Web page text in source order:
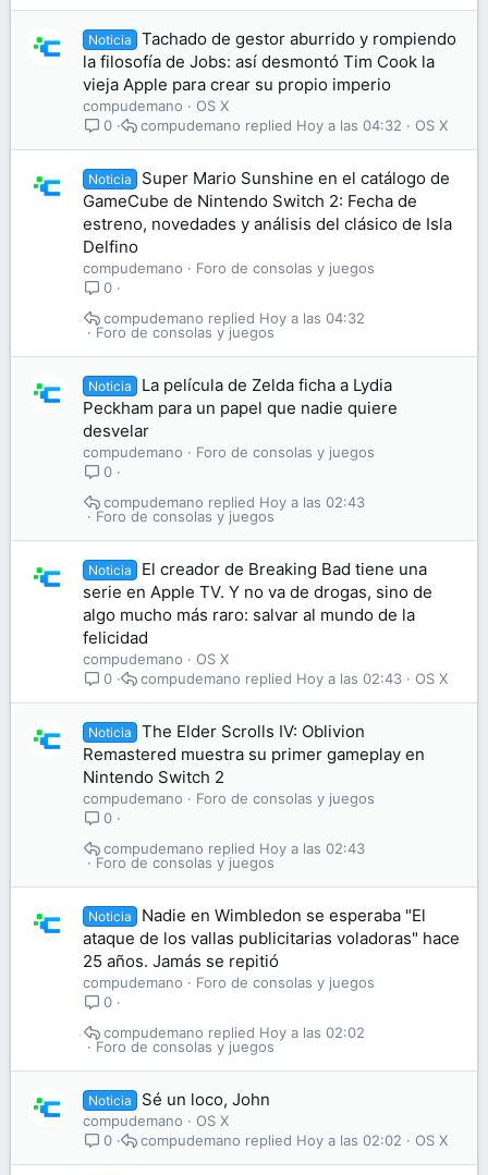
Noticia
Tachado de gestor aburrido y rompiendo
la filosofía de Jobs: así desmontó Tim Cook la
vieja Apple para crear su propio imperio
compudemano
OS X
0
OS X
Hoy a las 04:32
compudemano
Noticia
Super Mario Sunshine en el catálogo de
GameCube de Nintendo Switch 2: Fecha de
estreno, novedades y análisis del clásico de Isla
Delfino
compudemano
Foro de consolas y juegos
0
Foro de consolas y juegos
Hoy a las 04:32
compudemano
Noticia
La película de Zelda ficha a Lydia
Peckham para un papel que nadie quiere
desvelar
compudemano
Foro de consolas y juegos
0
Foro de consolas y juegos
Hoy a las 02:43
compudemano
Noticia
El creador de Breaking Bad tiene una
serie en Apple TV. Y no va de drogas, sino de
algo mucho más raro: salvar al mundo de la
felicidad
compudemano
OS X
0
OS X
Hoy a las 02:43
compudemano
Noticia
The Elder Scrolls IV: Oblivion
Remastered muestra su primer gameplay en
Nintendo Switch 2
compudemano
Foro de consolas y juegos
0
Foro de consolas y juegos
Hoy a las 02:43
compudemano
Noticia
Nadie en Wimbledon se esperaba "El
ataque de los vallas publicitarias voladoras" hace
25 años. Jamás se repitió
compudemano
Foro de consolas y juegos
0
Foro de consolas y juegos
Hoy a las 02:02
compudemano
Noticia Sé un loco, John
compudemano
OS X
0
OS X
Hoy a las 02:02
compudemano